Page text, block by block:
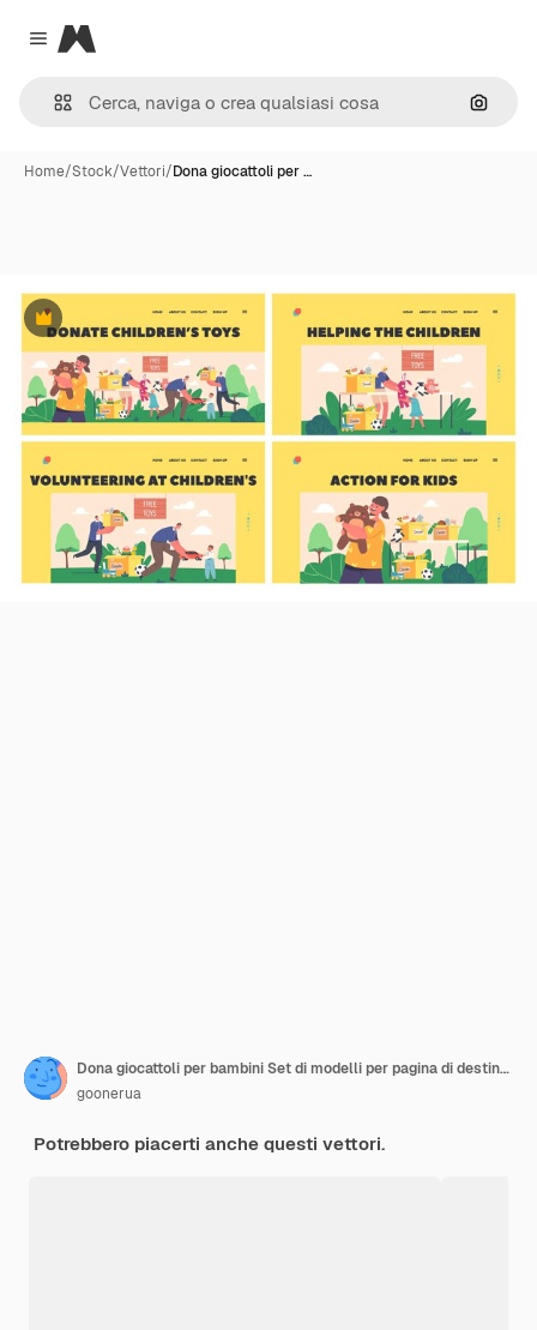
Close menu
Magnific
Cerca
Home/Stock/Vettori/Dona giocattoli per …
Premium
Dona giocattoli per bambini Set di modelli per pagina di destinazione Giovani volontari che danno giocattoli ai bambini orfani dalla scatola delle donazioni
goonerua
Potrebbero piacerti anche questi vettori.